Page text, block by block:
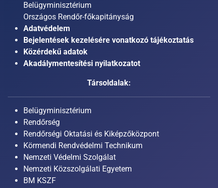
Belügyminisztérium
Országos Rendőr-főkapitányság
Adatvédelem
Bejelentések kezelésére vonatkozó tájékoztatás
Közérdekű adatok
Akadálymentesítési nyilatkozatot
Társoldalak:
Belügyminisztérium
Rendőrség
Rendőrségi Oktatási és Kiképzőközpont
Körmendi Rendvédelmi Technikum
Nemzeti Védelmi Szolgálat
Nemzeti Közszolgálati Egyetem
BM KSZF